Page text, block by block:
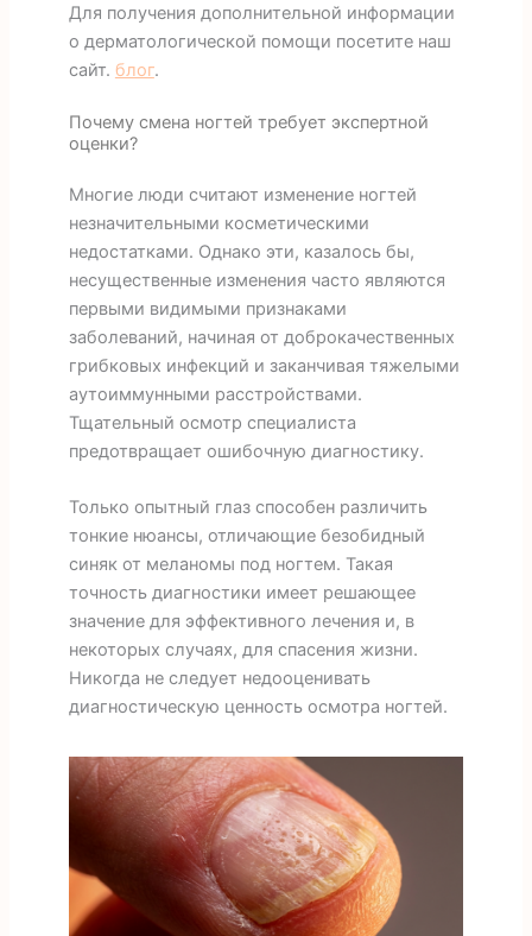
Для получения дополнительной информации
о дерматологической помощи посетите наш
сайт. блог.
Почему смена ногтей требует экспертной
оценки?
Многие люди считают изменение ногтей
незначительными косметическими
недостатками. Однако эти, казалось бы,
несущественные изменения часто являются
первыми видимыми признаками
заболеваний, начиная от доброкачественных
грибковых инфекций и заканчивая тяжелыми
аутоиммунными расстройствами.
Тщательный осмотр специалиста
предотвращает ошибочную диагностику.
Только опытный глаз способен различить
тонкие нюансы, отличающие безобидный
синяк от меланомы под ногтем. Такая
точность диагностики имеет решающее
значение для эффективного лечения и, в
некоторых случаях, для спасения жизни.
Никогда не следует недооценивать
диагностическую ценность осмотра ногтей.